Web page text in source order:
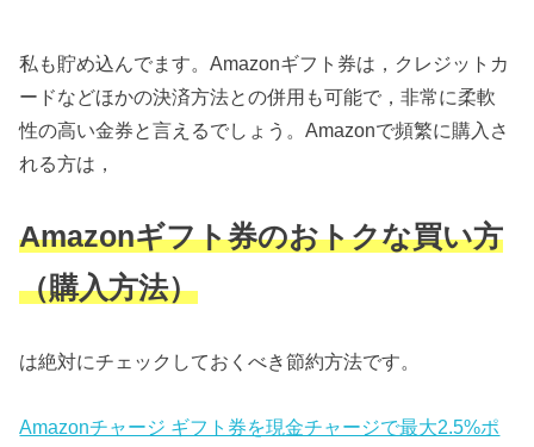
私も貯め込んでます。Amazonギフト券は，クレジットカ
ードなどほかの決済方法との併用も可能で，非常に柔軟
性の高い金券と言えるでしょう。Amazonで頻繁に購入さ
れる方は，
Amazonギフト券のおトクな買い方
（購入方法）
は絶対にチェックしておくべき節約方法です。
Amazonチャージ ギフト券を現金チャージで最大2.5%ポ